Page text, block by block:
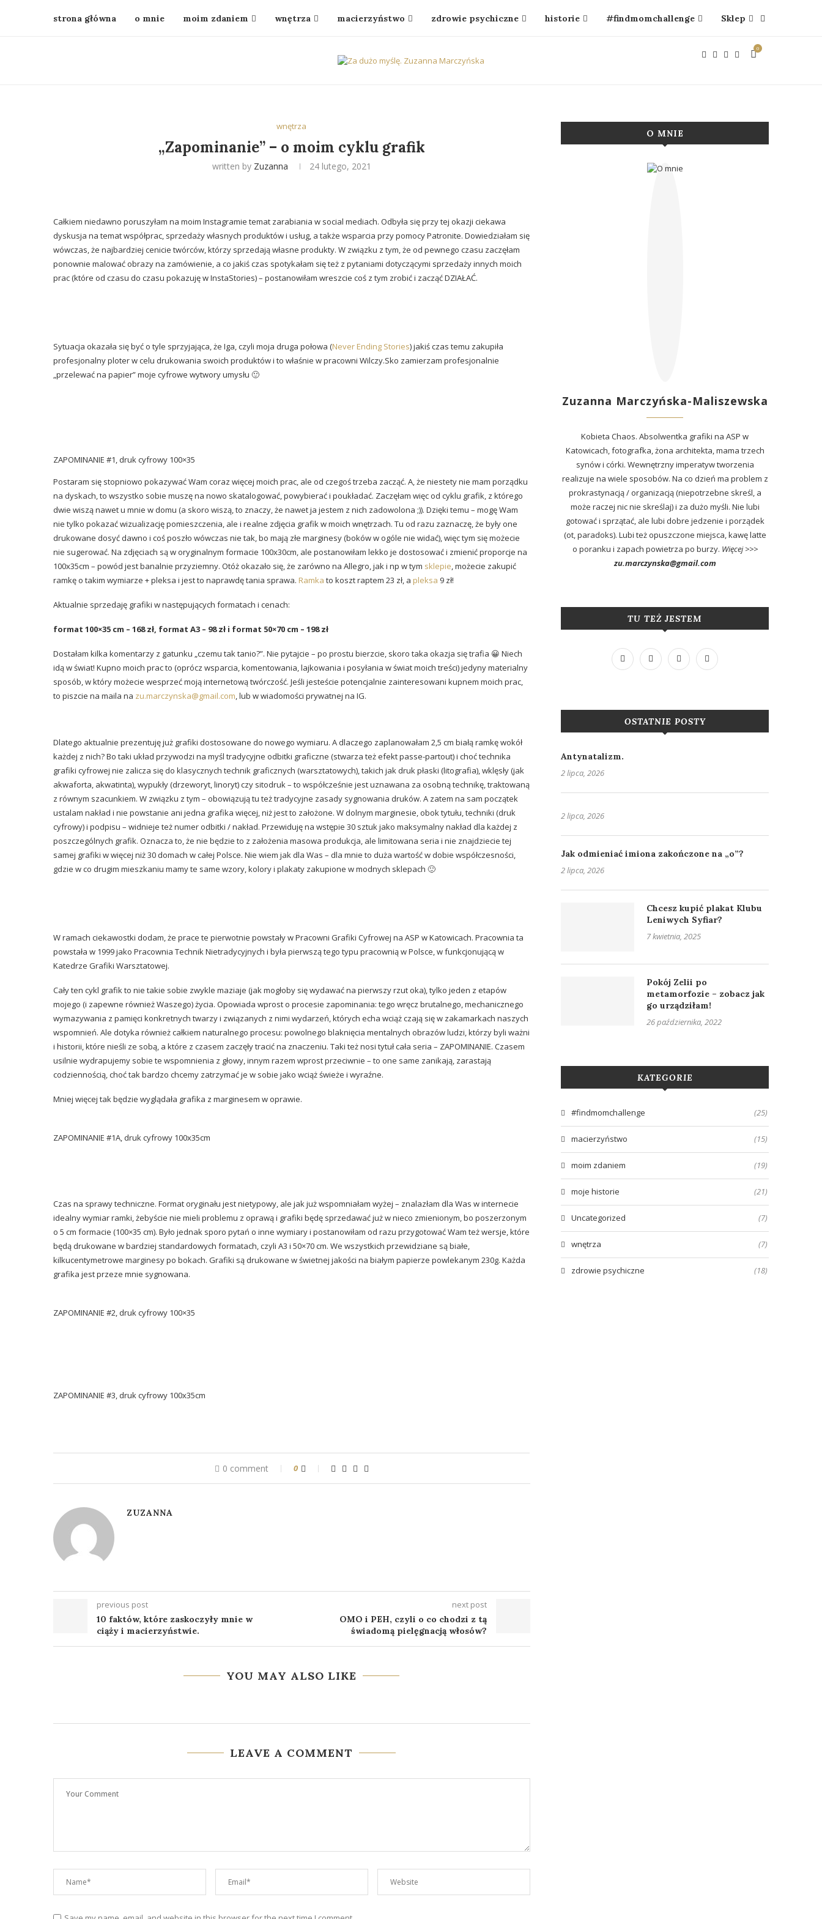
strona główna o mnie moim zdaniem wnętrza macierzyństwo zdrowie psychiczne historie #findmomchallenge Sklep
0
wnętrza
„Zapominanie” – o moim cyklu grafik
written by Zuzanna 24 lutego, 2021
Całkiem niedawno poruszyłam na moim Instagramie temat zarabiania w social mediach. Odbyła się przy tej okazji ciekawa
dyskusja na temat współprac, sprzedaży własnych produktów i usług, a także wsparcia przy pomocy Patronite. Dowiedziałam się
wówczas, że najbardziej cenicie twórców, którzy sprzedają własne produkty. W związku z tym, że od pewnego czasu zaczęłam
ponownie malować obrazy na zamówienie, a co jakiś czas spotykałam się też z pytaniami dotyczącymi sprzedaży innych moich
prac (które od czasu do czasu pokazuję w InstaStories) – postanowiłam wreszcie coś z tym zrobić i zacząć DZIAŁAĆ.
Sytuacja okazała się być o tyle sprzyjająca, że Iga, czyli moja druga połowa (Never Ending Stories) jakiś czas temu zakupiła
profesjonalny ploter w celu drukowania swoich produktów i to właśnie w pracowni Wilczy.Sko zamierzam profesjonalnie
„przelewać na papier” moje cyfrowe wytwory umysłu 🙂
ZAPOMINANIE #1, druk cyfrowy 100×35
Postaram się stopniowo pokazywać Wam coraz więcej moich prac, ale od czegoś trzeba zacząć. A, że niestety nie mam porządku
na dyskach, to wszystko sobie muszę na nowo skatalogować, powybierać i poukładać. Zaczęłam więc od cyklu grafik, z którego
dwie wiszą nawet u mnie w domu (a skoro wiszą, to znaczy, że nawet ja jestem z nich zadowolona ;)). Dzięki temu – mogę Wam
nie tylko pokazać wizualizację pomieszczenia, ale i realne zdjęcia grafik w moich wnętrzach. Tu od razu zaznaczę, że były one
drukowane dosyć dawno i coś poszło wówczas nie tak, bo mają złe marginesy (boków w ogóle nie widać), więc tym się możecie
nie sugerować. Na zdjęciach są w oryginalnym formacie 100x30cm, ale postanowiłam lekko je dostosować i zmienić proporcje na
100x35cm – powód jest banalnie przyziemny. Otóż okazało się, że zarówno na Allegro, jak i np w tym sklepie, możecie zakupić
ramkę o takim wymiarze + pleksa i jest to naprawdę tania sprawa. Ramka to koszt raptem 23 zł, a pleksa 9 zł!
Aktualnie sprzedaję grafiki w następujących formatach i cenach:
format 100×35 cm – 168 zł, format A3 – 98 zł i format 50×70 cm – 198 zł
Dostałam kilka komentarzy z gatunku „czemu tak tanio?”. Nie pytajcie – po prostu bierzcie, skoro taka okazja się trafia 😀 Niech
idą w świat! Kupno moich prac to (oprócz wsparcia, komentowania, lajkowania i posyłania w świat moich treści) jedyny materialny
sposób, w który możecie wesprzeć moją internetową twórczość. Jeśli jesteście potencjalnie zainteresowani kupnem moich prac,
to piszcie na maila na zu.marczynska@gmail.com, lub w wiadomości prywatnej na IG.
Dlatego aktualnie prezentuję już grafiki dostosowane do nowego wymiaru. A dlaczego zaplanowałam 2,5 cm białą ramkę wokół
każdej z nich? Bo taki układ przywodzi na myśl tradycyjne odbitki graficzne (stwarza też efekt passe-partout) i choć technika
grafiki cyfrowej nie zalicza się do klasycznych technik graficznych (warsztatowych), takich jak druk płaski (litografia), wklęsły (jak
akwaforta, akwatinta), wypukły (drzeworyt, linoryt) czy sitodruk – to współcześnie jest uznawana za osobną technikę, traktowaną
z równym szacunkiem. W związku z tym – obowiązują tu też tradycyjne zasady sygnowania druków. A zatem na sam początek
ustalam nakład i nie powstanie ani jedna grafika więcej, niż jest to założone. W dolnym marginesie, obok tytułu, techniki (druk
cyfrowy) i podpisu – widnieje też numer odbitki / nakład. Przewiduję na wstępie 30 sztuk jako maksymalny nakład dla każdej z
poszczególnych grafik. Oznacza to, że nie będzie to z założenia masowa produkcja, ale limitowana seria i nie znajdziecie tej
samej grafiki w więcej niż 30 domach w całej Polsce. Nie wiem jak dla Was – dla mnie to duża wartość w dobie współczesności,
gdzie w co drugim mieszkaniu mamy te same wzory, kolory i plakaty zakupione w modnych sklepach 🙂
W ramach ciekawostki dodam, że prace te pierwotnie powstały w Pracowni Grafiki Cyfrowej na ASP w Katowicach. Pracownia ta
powstała w 1999 jako Pracownia Technik Nietradycyjnych i była pierwszą tego typu pracownią w Polsce, w funkcjonującą w
Katedrze Grafiki Warsztatowej.
Cały ten cykl grafik to nie takie sobie zwykle maziaje (jak mogłoby się wydawać na pierwszy rzut oka), tylko jeden z etapów
mojego (i zapewne również Waszego) życia. Opowiada wprost o procesie zapominania: tego wręcz brutalnego, mechanicznego
wymazywania z pamięci konkretnych twarzy i związanych z nimi wydarzeń, których echa wciąż czają się w zakamarkach naszych
wspomnień. Ale dotyka również całkiem naturalnego procesu: powolnego blaknięcia mentalnych obrazów ludzi, którzy byli ważni
i historii, które nieśli ze sobą, a które z czasem zaczęły tracić na znaczeniu. Taki też nosi tytuł cała seria – ZAPOMINANIE. Czasem
usilnie wydrapujemy sobie te wspomnienia z głowy, innym razem wprost przeciwnie – to one same zanikają, zarastają
codziennością, choć tak bardzo chcemy zatrzymać je w sobie jako wciąż świeże i wyraźne.
Mniej więcej tak będzie wyglądała grafika z marginesem w oprawie.
ZAPOMINANIE #1A, druk cyfrowy 100x35cm
Czas na sprawy techniczne. Format oryginału jest nietypowy, ale jak już wspomniałam wyżej – znalazłam dla Was w internecie
idealny wymiar ramki, żebyście nie mieli problemu z oprawą i grafiki będę sprzedawać już w nieco zmienionym, bo poszerzonym
o 5 cm formacie (100×35 cm). Było jednak sporo pytań o inne wymiary i postanowiłam od razu przygotować Wam też wersje, które
będą drukowane w bardziej standardowych formatach, czyli A3 i 50×70 cm. We wszystkich przewidziane są białe,
kilkucentymetrowe marginesy po bokach. Grafiki są drukowane w świetnej jakości na białym papierze powlekanym 230g. Każda
grafika jest przeze mnie sygnowana.
ZAPOMINANIE #2, druk cyfrowy 100×35
ZAPOMINANIE #3, druk cyfrowy 100x35cm
0 comment 0
ZUZANNA
previous post
10 faktów, które zaskoczyły mnie w
ciąży i macierzyństwie.
next post
OMO i PEH, czyli o co chodzi z tą
świadomą pielęgnacją włosów?
YOU MAY ALSO LIKE
LEAVE A COMMENT
O MNIE
Zuzanna Marczyńska-Maliszewska
Kobieta Chaos. Absolwentka grafiki na ASP w
Katowicach, fotografka, żona architekta, mama trzech
synów i córki. Wewnętrzny imperatyw tworzenia
realizuje na wiele sposobów. Na co dzień ma problem z
prokrastynacją / organizacją (niepotrzebne skreśl, a
może raczej nic nie skreślaj) i za dużo myśli. Nie lubi
gotować i sprzątać, ale lubi dobre jedzenie i porządek
(ot, paradoks). Lubi też opuszczone miejsca, kawę latte
o poranku i zapach powietrza po burzy. Więcej >>>
zu.marczynska@gmail.com
TU TEŻ JESTEM
OSTATNIE POSTY
Antynatalizm.
2 lipca, 2026
2 lipca, 2026
Jak odmieniać imiona zakończone na „o”?
2 lipca, 2026
Chcesz kupić plakat Klubu
Leniwych Syfiar?
7 kwietnia, 2025
Pokój Zelii po
metamorfozie – zobacz jak
go urządziłam!
26 października, 2022
KATEGORIE
#findmomchallenge (25)
macierzyństwo (15)
moim zdaniem (19)
moje historie (21)
Uncategorized (7)
wnętrza (7)
zdrowie psychiczne (18)